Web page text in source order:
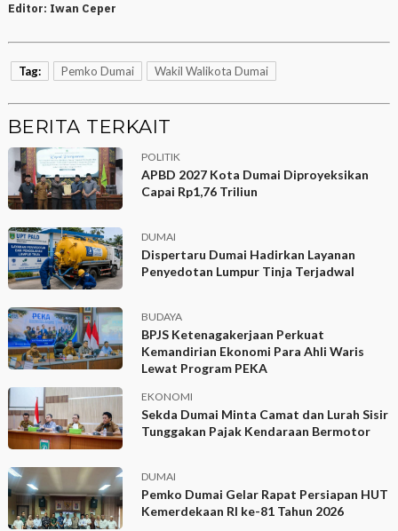
Editor: Iwan Ceper
Tag: Pemko Dumai Wakil Walikota Dumai
BERITA TERKAIT
POLITIK
APBD 2027 Kota Dumai Diproyeksikan
Capai Rp1,76 Triliun
DUMAI
Dispertaru Dumai Hadirkan Layanan
Penyedotan Lumpur Tinja Terjadwal
BUDAYA
BPJS Ketenagakerjaan Perkuat
Kemandirian Ekonomi Para Ahli Waris
Lewat Program PEKA
EKONOMI
Sekda Dumai Minta Camat dan Lurah Sisir
Tunggakan Pajak Kendaraan Bermotor
DUMAI
Pemko Dumai Gelar Rapat Persiapan HUT
Kemerdekaan RI ke-81 Tahun 2026